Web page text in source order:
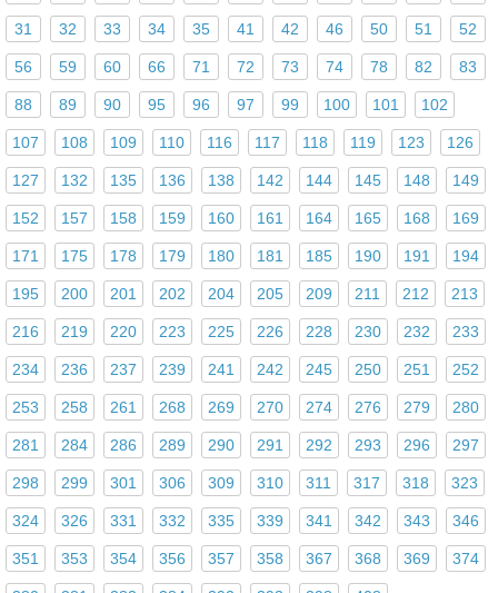
31 32 33 34 35 41 42 46 50 51 52
56 59 60 66 71 72 73 74 78 82 83
88 89 90 95 96 97 99 100 101 102
107 108 109 110 116 117 118 119 123 126
127 132 135 136 138 142 144 145 148 149
152 157 158 159 160 161 164 165 168 169
171 175 178 179 180 181 185 190 191 194
195 200 201 202 204 205 209 211 212 213
216 219 220 223 225 226 228 230 232 233
234 236 237 239 241 242 245 250 251 252
253 258 261 268 269 270 274 276 279 280
281 284 286 289 290 291 292 293 296 297
298 299 301 306 309 310 311 317 318 323
324 326 331 332 335 339 341 342 343 346
351 353 354 356 357 358 367 368 369 374